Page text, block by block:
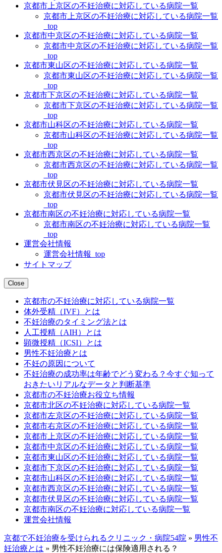
京都市上京区の不妊治療に対応している病院一覧
京都市上京区の不妊治療に対応している病院一覧
_top
京都市中京区の不妊治療に対応している病院一覧
京都市中京区の不妊治療に対応している病院一覧
_top
京都市東山区の不妊治療に対応している病院一覧
京都市東山区の不妊治療に対応している病院一覧
_top
京都市下京区の不妊治療に対応している病院一覧
京都市下京区の不妊治療に対応している病院一覧
_top
京都市山科区の不妊治療に対応している病院一覧
京都市山科区の不妊治療に対応している病院一覧
_top
京都市西京区の不妊治療に対応している病院一覧
京都市西京区の不妊治療に対応している病院一覧
_top
京都市伏見区の不妊治療に対応している病院一覧
京都市伏見区の不妊治療に対応している病院一覧
_top
京都市南区の不妊治療に対応している病院一覧
京都市南区の不妊治療に対応している病院一覧
_top
運営会社情報
運営会社情報_top
サイトマップ
Close
京都市の不妊治療に対応している病院一覧
体外受精（IVF）とは
不妊治療のタイミング法とは
人工授精（AIH）とは
顕微授精（ICSI）とは
男性不妊治療とは
不妊の原因について
不妊治療の成功率は年齢でどう変わる？今すぐ知って
おきたいリアルなデータと判断基準
京都市の不妊治療お役立ち情報
京都市北区の不妊治療に対応している病院一覧
京都市左京区の不妊治療に対応している病院一覧
京都市右京区の不妊治療に対応している病院一覧
京都市上京区の不妊治療に対応している病院一覧
京都市中京区の不妊治療に対応している病院一覧
京都市東山区の不妊治療に対応している病院一覧
京都市下京区の不妊治療に対応している病院一覧
京都市山科区の不妊治療に対応している病院一覧
京都市西京区の不妊治療に対応している病院一覧
京都市伏見区の不妊治療に対応している病院一覧
京都市南区の不妊治療に対応している病院一覧
運営会社情報
京都で不妊治療を受けられるクリニック・病院54院 » 男性不
妊治療とは » 男性不妊治療には保険適用される？